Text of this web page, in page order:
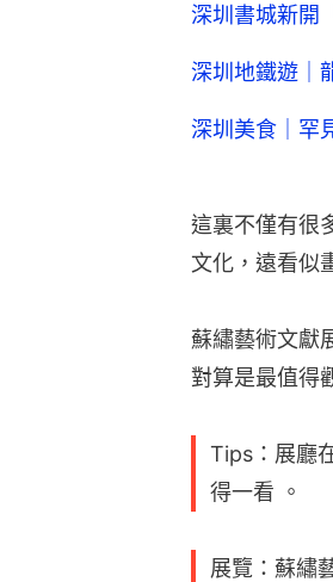
深圳書城新開
深圳地鐵遊｜
深圳美食｜
這裏不僅有很
文化，遠看似
蘇繡藝術文獻
對算是最值得
Tips：展廳
得一看 。
展覽：蘇繡